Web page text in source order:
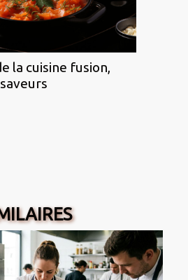
la cuisine fusion,